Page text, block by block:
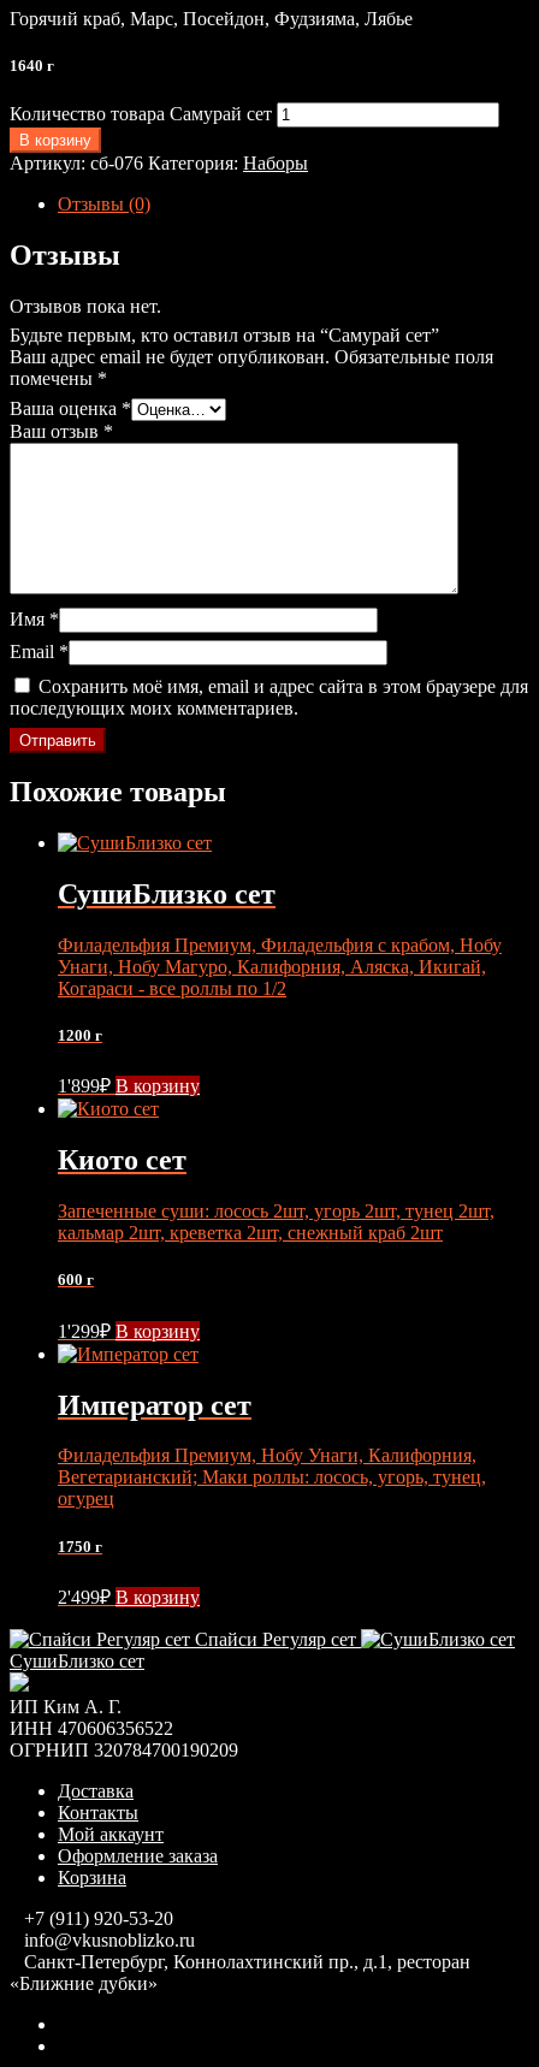
Горячий краб, Марс, Посейдон, Фудзияма, Лябье
1640 г
Количество товара Самурай сет
В корзину
Артикул: сб-076 Категория: Наборы
Отзывы (0)
Отзывы
Отзывов пока нет.
Будьте первым, кто оставил отзыв на “Самурай сет”
Ваш адрес email не будет опубликован. Обязательные поля
помечены *
Ваша оценка *
Ваш отзыв *
Имя *
Email *
Сохранить моё имя, email и адрес сайта в этом браузере для
последующих моих комментариев.
Похожие товары
СушиБлизко сет
Филадельфия Премиум, Филадельфия с крабом, Нобу
Унаги, Нобу Магуро, Калифорния, Аляска, Икигай,
Когараси - все роллы по 1/2
1200 г
1'899₽ В корзину
Киото сет
Запеченные суши: лосось 2шт, угорь 2шт, тунец 2шт,
кальмар 2шт, креветка 2шт, снежный краб 2шт
600 г
1'299₽ В корзину
Император сет
Филадельфия Премиум, Нобу Унаги, Калифорния,
Вегетарианский; Маки роллы: лосось, угорь, тунец,
огурец
1750 г
2'499₽ В корзину
Спайси Регуляр сет
СушиБлизко сет
ИП Ким А. Г.
ИНН 470606356522
ОГРНИП 320784700190209
Доставка
Контакты
Мой аккаунт
Оформление заказа
Корзина
+7 (911) 920-53-20
info@vkusnoblizko.ru
Санкт-Петербург, Коннолахтинский пр., д.1, ресторан
«Ближние дубки»